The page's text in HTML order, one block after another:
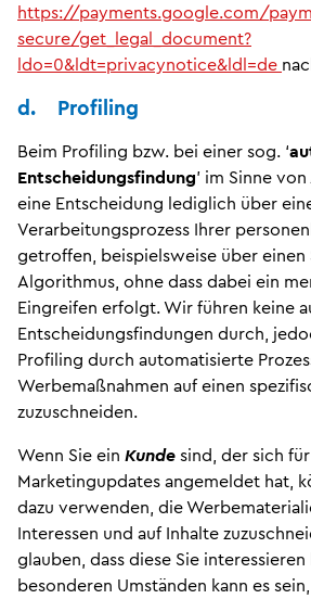
https://payments.google.com/
secure/get_legal_document?
ldo=0&ldt=privacynotice&ldl=de
d. Profiling
Beim Profiling bzw. bei einer sog. ‘
Entscheidungsfindung’ im Sinne
eine Entscheidung lediglich über
Verarbeitungsprozess Ihrer
getroffen, beispielsweise über
Algorithmus, ohne dass dabei ein
Eingreifen erfolgt. Wir führen keine
Entscheidungsfindungen durch,
Profiling durch automatisierte
Werbemaßnahmen auf einen
zuzuschneiden.
Wenn Sie ein Kunde sind, der sich
Marketingupdates angemeldet hat,
dazu verwenden, die
Interessen und auf Inhalte
glauben, dass diese Sie
besonderen Umständen kann es